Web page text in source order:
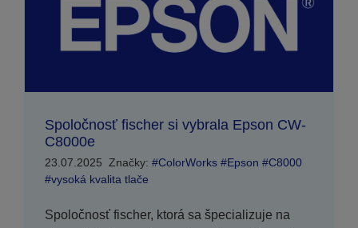
Spoločnosť fischer si vybrala Epson CW-
C8000e
23.07.2025 Značky: #ColorWorks #Epson #C8000
#vysoká kvalita tlače
Spoločnosť fischer, ktorá sa špecializuje na